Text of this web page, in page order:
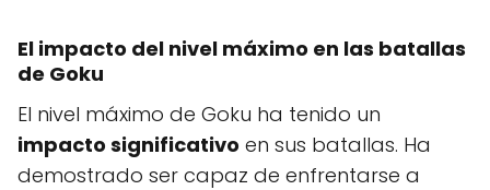
El impacto del nivel máximo en las batallas
de Goku
El nivel máximo de Goku ha tenido un
impacto significativo en sus batallas. Ha
demostrado ser capaz de enfrentarse a